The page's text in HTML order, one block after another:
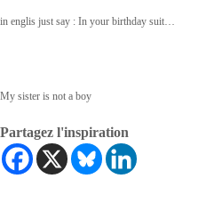
in englis just say : In your birthday suit…
My sister is not a boy
Partagez l'inspiration